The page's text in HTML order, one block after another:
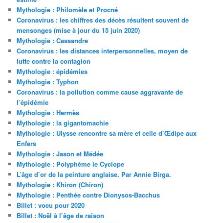
Mythologie : Philomèle et Procné
Coronavirus : les chiffres des décès résultent souvent de
mensonges (mise à jour du 15 juin 2020)
Mythologie : Cassandre
Coronavirus : les distances interpersonnelles, moyen de
lutte contre la contagion
Mythologie : épidémies
Mythologie : Typhon
Coronavirus : la pollution comme cause aggravante de
l’épidémie
Mythologie : Hermès
Mythologie : la gigantomachie
Mythologie : Ulysse rencontre sa mère et celle d’Œdipe aux
Enfers
Mythologie : Jason et Médée
Mythologie : Polyphème le Cyclope
L’âge d’or de la peinture anglaise. Par Annie Birga.
Mythologie : Khiron (Chiron)
Mythologie : Penthée contre Dionysos-Bacchus
Billet : voeu pour 2020
Billet : Noël à l’âge de raison